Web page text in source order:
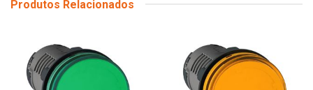
Produtos Relacionados